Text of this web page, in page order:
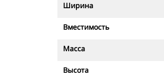
Ширина
Вместимость
Масса
Высота